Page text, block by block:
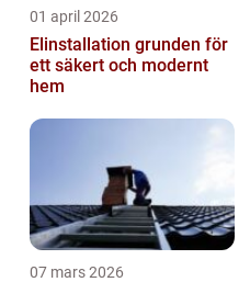
01 april 2026
Elinstallation grunden för
ett säkert och modernt
hem
07 mars 2026